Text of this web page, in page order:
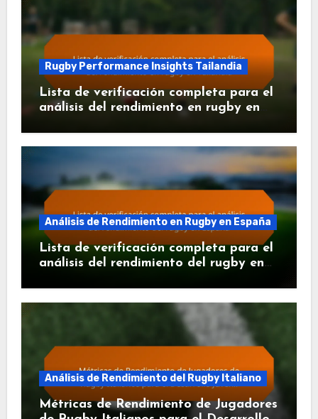
Rugby Performance Insights Tailandia
Lista de verificación completa para el
análisis del rendimiento en rugby en
Análisis de Rendimiento en Rugby en España
Lista de verificación completa para el
análisis del rendimiento del rugby en
Análisis de Rendimiento del Rugby Italiano
Métricas de Rendimiento de Jugadores